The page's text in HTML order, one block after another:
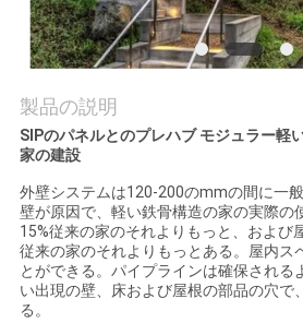
連
絡
し
な
さ
い
ニ
製品の説明
SIPのパネルとのプレハブ モジュラー軽
家の建設
外壁システムは120-200のmmの間に一
壁が原因で、軽い鉄骨構造の家の実際の
15%従来の家のそれよりもっと、および
従来の家のそれよりもっとある。屋内ス
とができる。パイプラインは確保される
い出現の壁、床および屋根の部品の穴で
る。